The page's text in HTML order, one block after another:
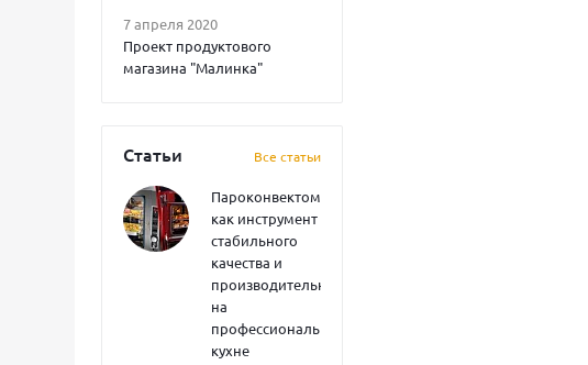
7 апреля 2020
Проект продуктового
магазина "Малинка"
Статьи Все статьи
Пароконвектоматы
как инструмент
стабильного
качества и
производительности
на
профессиональной
кухне